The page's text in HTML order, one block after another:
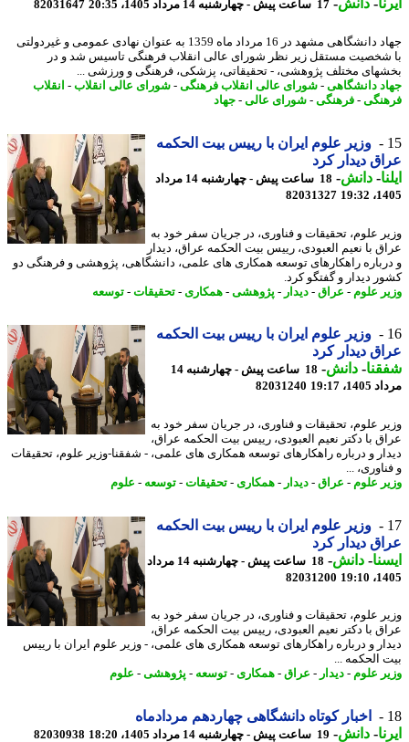
17 ساعت پیش - چهارشنبه 14 مرداد 1405، 20:35 82031647
جهاد دانشگاهی مشهد در 16 مرداد ماه 1359 به عنوان نهادی عمومی و غیردولتی
مستقل زیر نظر شورای عالی انقلاب فرهنگی تاسیس شد و در
مختلف پژوهشی، - تحقیقاتی، پزشکی، فرهنگی و ورزشی ...
دانشگاهی-شورای عالی انقلاب فرهنگی-شورای عالی انقلاب-انقلاب
-فرهنگی-شورای عالی-جهاد
وزیر علوم ایران با رییس بیت الحکمه
دیدار کرد
-دانش -
18 ساعت پیش - چهارشنبه 14 مرداد
82031327
علوم، تحقیقات و فناوری، در جریان سفر خود به
با نعیم العبودی، رییس بیت الحکمه عراق، دیدار
راهکارهای توسعه همکاری های علمی، دانشگاهی، پژوهشی و فرهنگی دو
دیدار و گفتگو کرد.
علوم-عراق- دیدار-پژوهشی-همکاری- تحقیقات-توسعه
وزیر علوم ایران با رییس بیت الحکمه
دیدار کرد
-دانش -
18 ساعت پیش - چهارشنبه 14
19:17
82031240
علوم، تحقیقات و فناوری، در جریان سفر خود به
با دکتر نعیم العبودی، رییس بیت الحکمه عراق،
و درباره راهکارهای توسعه همکاری های علمی، - شفقنا-وزیر علوم، تحقیقات
...
علوم-عراق- دیدار-همکاری- تحقیقات-توسعه-علوم
وزیر علوم ایران با رییس بیت الحکمه
دیدار کرد
-دانش -
18 ساعت پیش - چهارشنبه 14 مرداد
82031200
علوم، تحقیقات و فناوری، در جریان سفر خود به
با دکتر نعیم العبودی، رییس بیت الحکمه عراق،
و درباره راهکارهای توسعه همکاری های علمی، - وزیر علوم ایران با رییس
الحکمه ...
علوم-دیدار-عراق- همکاری- توسعه-پژوهشی-علوم
اخبار کوتاه دانشگاهی چهاردهم مردادماه
-دانش -19 ساعت پیش - چهارشنبه 14 مرداد 1405، 18:20 82030938